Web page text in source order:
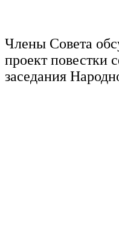
Члены Совета
проект повестки
заседания